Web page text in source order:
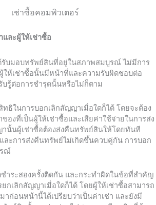
ละผู้ให้เช่าซื้อ
รับมอบทรัพย์สินที่อยู่ในสภาพสมบูรณ์ ไม่มีการ
ให้เช่าซื้อนั้นมีหน้าที่และความรับผิดชอบต่อ
รู้ต่อการชำรุดนั้นหรือไม่ก็ตาม
ธิในการบอกเลิกสัญญาเมื่อใดก็ได้ โดยจะต้อง
องที่เป็นผู้ให้เช่าซื้อและเสียค่าใช้จ่ายในการส่ง
นั้นผู้เช่าซื้อต้องส่งคืนทรัพย์สินให้โดยทันที
ละการส่งคืนทรัพย์ไม่เกิดขึ้นควบคู่กัน การบอก
ณ์
ำระสองครั้งติดกัน และกระทำผิดในข้อที่สำคัญ
กเลิกสัญญาเมื่อใดก็ได้ โดยผู้ให้เช่าซื้อสามารถ
าก่อนหน้านี้ได้เปรียบว่าเป็นค่าเช่า และยังมี